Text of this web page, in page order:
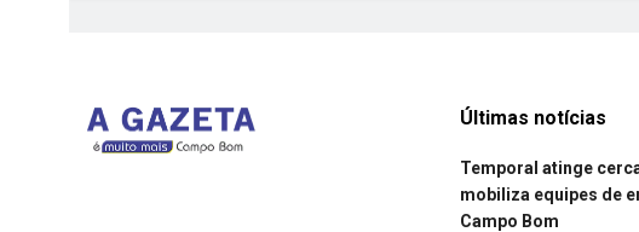
Últimas notícias
Temporal atinge
mobiliza equipes de
Campo Bom